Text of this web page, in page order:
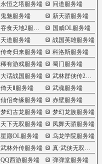
永恒之塔服务端
问道服务端
鬼魅服务端
新天骄服务端
吞食天地2服务端
国威OL服务端
天道服务端
战国英雄服务端
传奇归来服务端
科洛斯服务端
稀有游戏服务端
蜀门服务端
大话战国服务端
武林群侠传2服务端
倚天Ⅱ服务端
武魂服务端
仙侣奇缘服务端
赤壁服务端
梦幻古龙服务端
梦幻龙族服务端
天下无双服务端
凤舞天骄服务端
星愿OL服务端
乌龙学院服务端
武林外传服务端
真·武侠无双服务端
QQ西游服务端
弹弹堂服务端